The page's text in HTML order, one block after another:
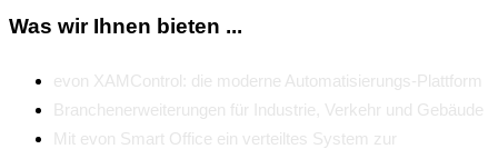
Was wir Ihnen bieten ...
evon XAMControl: die moderne Automatisierungs-Plattform
Branchenerweiterungen für Industrie, Verkehr und Gebäude
Mit evon Smart Office ein verteiltes System zur